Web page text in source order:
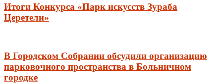
Итоги Конкурса «Парк искусств Зураба
Церетели»
В Городском Собрании обсудили организацию
парковочного пространства в Больничном
городке